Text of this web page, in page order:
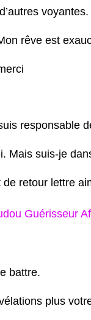
voyantes.
rêve est
responsable
Mais suis-je
retour lettre
Guérisseur
battre.
plus